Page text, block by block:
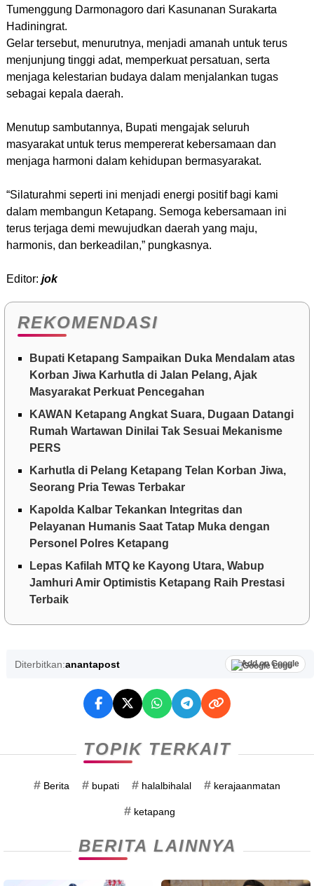
Tumenggung Darmonagoro dari Kasunanan Surakarta
Hadiningrat.
Gelar tersebut, menurutnya, menjadi amanah untuk terus
menjunjung tinggi adat, memperkuat persatuan, serta
menjaga kelestarian budaya dalam menjalankan tugas
sebagai kepala daerah.
Menutup sambutannya, Bupati mengajak seluruh
masyarakat untuk terus mempererat kebersamaan dan
menjaga harmoni dalam kehidupan bermasyarakat.
“Silaturahmi seperti ini menjadi energi positif bagi kami
dalam membangun Ketapang. Semoga kebersamaan ini
terus terjaga demi mewujudkan daerah yang maju,
harmonis, dan berkeadilan,” pungkasnya.
Editor: jok
REKOMENDASI
Bupati Ketapang Sampaikan Duka Mendalam atas
Korban Jiwa Karhutla di Jalan Pelang, Ajak
Masyarakat Perkuat Pencegahan
KAWAN Ketapang Angkat Suara, Dugaan Datangi
Rumah Wartawan Dinilai Tak Sesuai Mekanisme
PERS
Karhutla di Pelang Ketapang Telan Korban Jiwa,
Seorang Pria Tewas Terbakar
Kapolda Kalbar Tekankan Integritas dan
Pelayanan Humanis Saat Tatap Muka dengan
Personel Polres Ketapang
Lepas Kafilah MTQ ke Kayong Utara, Wabup
Jamhuri Amir Optimistis Ketapang Raih Prestasi
Terbaik
Diterbitkan:anantapost Add on Google
TOPIK TERKAIT
# Berita # bupati # halalbihalal # kerajaanmatan
#ketapang
BERITA LAINNYA